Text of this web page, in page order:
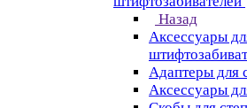
Назад
Аксессуары
Адаптеры для
Аксессуары